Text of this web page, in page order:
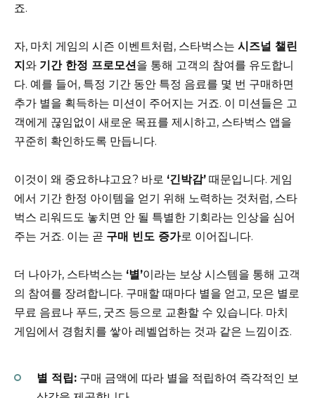
죠.
자, 마치 게임의 시즌 이벤트처럼, 스타벅스는 시즈널 챌린
지와 기간 한정 프로모션을 통해 고객의 참여를 유도합니
다. 예를 들어, 특정 기간 동안 특정 음료를 몇 번 구매하면
추가 별을 획득하는 미션이 주어지는 거죠. 이 미션들은 고
객에게 끊임없이 새로운 목표를 제시하고, 스타벅스 앱을
꾸준히 확인하도록 만듭니다.
이것이 왜 중요하냐고요? 바로 ‘긴박감’ 때문입니다. 게임
에서 기간 한정 아이템을 얻기 위해 노력하는 것처럼, 스타
벅스 리워드도 놓치면 안 될 특별한 기회라는 인상을 심어
주는 거죠. 이는 곧 구매 빈도 증가로 이어집니다.
더 나아가, 스타벅스는 ‘별’이라는 보상 시스템을 통해 고객
의 참여를 장려합니다. 구매할 때마다 별을 얻고, 모은 별로
무료 음료나 푸드, 굿즈 등으로 교환할 수 있습니다. 마치
게임에서 경험치를 쌓아 레벨업하는 것과 같은 느낌이죠.
별 적립: 구매 금액에 따라 별을 적립하여 즉각적인 보